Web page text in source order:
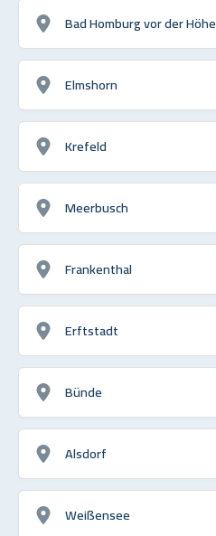
Bad Homburg vor der Höhe
Elmshorn
Krefeld
Meerbusch
Frankenthal
Erftstadt
Bünde
Alsdorf
Weißensee